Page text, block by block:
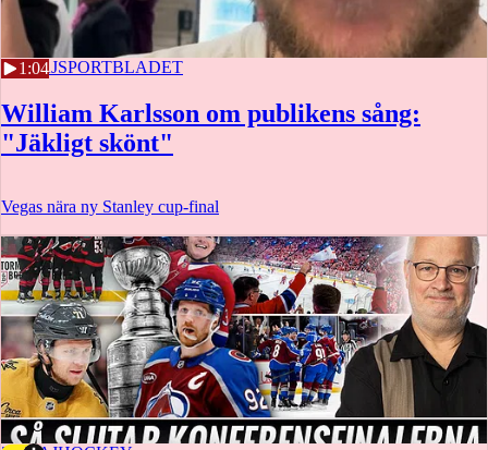
1:04
25 MAJSPORTBLADET
William Karlsson om publikens sång:
"Jäkligt skönt"
Vegas nära ny Stanley cup-final